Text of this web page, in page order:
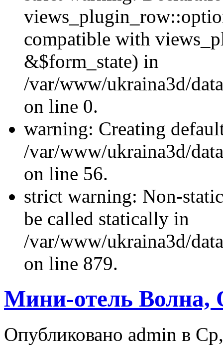
compatible with
&$form_state) in
/var/www/ukraina3d/
on line 0.
warning: Creating
/var/www/ukraina3d/
on line 56.
strict warning: Non-
be called statically in
/var/www/ukraina3d/
on line 879.
Мини-отель Волна,
Опубликовано admin в